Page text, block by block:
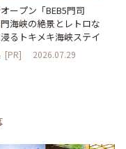
ープン「BEB5門司
海峡の絶景とレトロな
るトキメキ海峡ステイ
[PR] 2026.07.29